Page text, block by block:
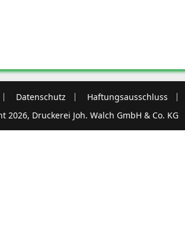
Datenschutz Haftungsausschluss
2026, Druckerei Joh. Walch GmbH & Co. KG